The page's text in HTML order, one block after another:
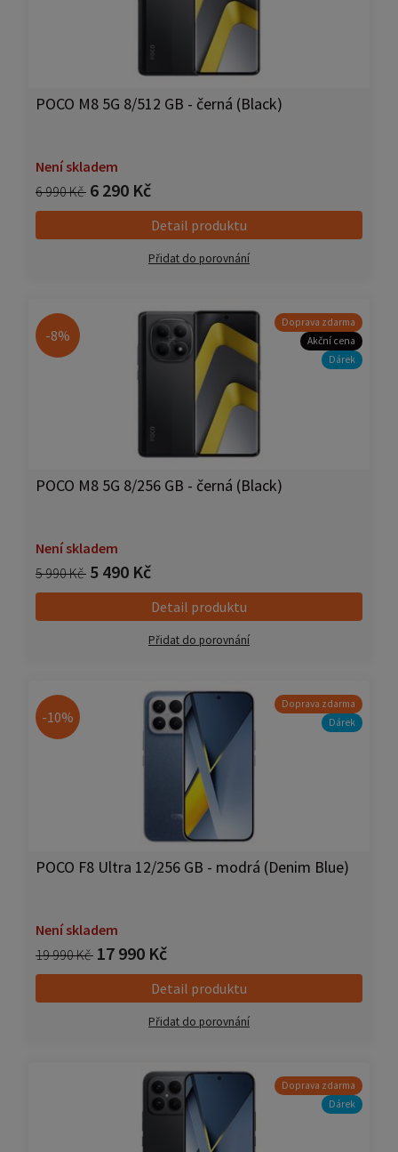
POCO M8 5G 8/512 GB - černá (Black)
Není skladem
6 990 Kč 6 290 Kč
Detail produktu
Přidat do porovnání
-8%
Doprava zdarma
Akční cena
Dárek
POCO M8 5G 8/256 GB - černá (Black)
Není skladem
5 990 Kč 5 490 Kč
Detail produktu
Přidat do porovnání
-10%
Doprava zdarma
Dárek
POCO F8 Ultra 12/256 GB - modrá (Denim Blue)
Není skladem
19 990 Kč 17 990 Kč
Detail produktu
Přidat do porovnání
Doprava zdarma
Dárek